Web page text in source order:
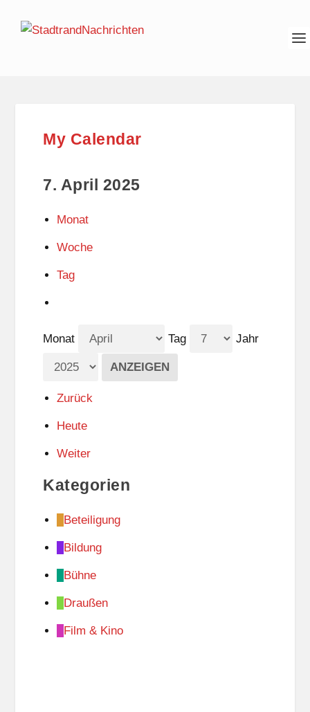
My Calendar
7. April 2025
Monat
Woche
Tag
Monat Tag Jahr
Zurück
Heute
Weiter
Kategorien
Beteiligung
Bildung
Bühne
Draußen
Film & Kino